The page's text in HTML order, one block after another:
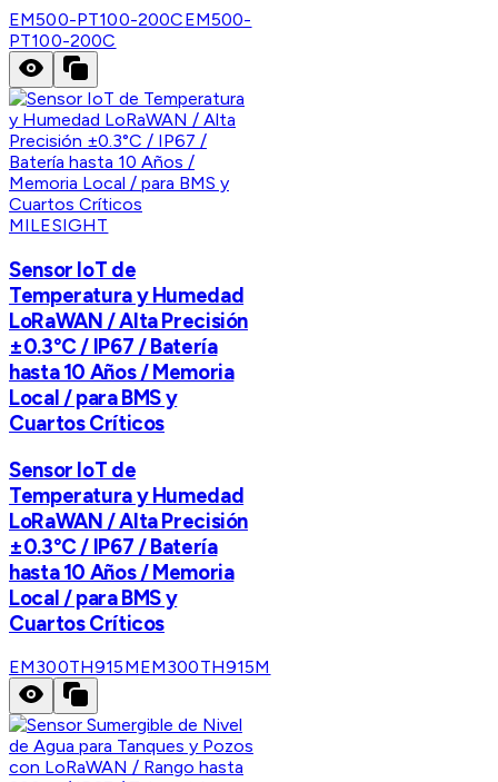
EM500-PT100-200CEM500-
PT100-200C
MILESIGHT
Sensor IoT de
Temperatura y Humedad
LoRaWAN / Alta Precisión
±0.3°C / IP67 / Batería
hasta 10 Años / Memoria
Local / para BMS y
Cuartos Críticos
Sensor IoT de
Temperatura y Humedad
LoRaWAN / Alta Precisión
±0.3°C / IP67 / Batería
hasta 10 Años / Memoria
Local / para BMS y
Cuartos Críticos
EM300TH915MEM300TH915M